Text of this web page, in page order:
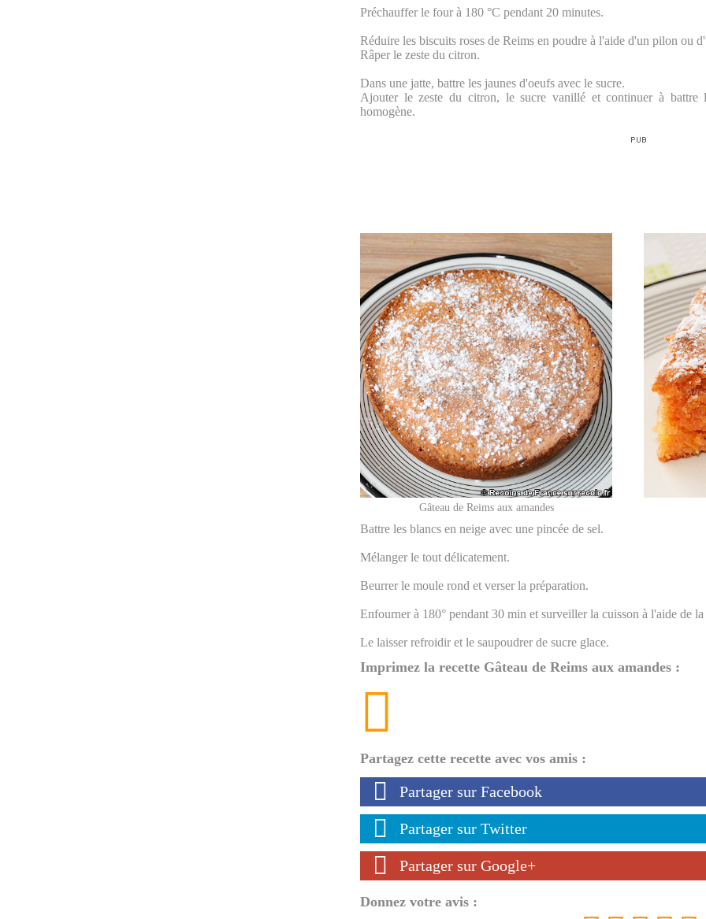
Préchauffer le four à 180 °C pendant 20 minutes.
Réduire les biscuits roses de Reims en poudre à l'aide d'un pilon ou
Râper le zeste du citron.
Dans une jatte, battre les jaunes d'oeufs avec le sucre.
Ajouter le zeste du citron, le sucre vanillé et continuer à battre
homogène.
Gâteau de Reims aux amandes
Battre les blancs en neige avec une pincée de sel.
Mélanger le tout délicatement.
Beurrer le moule rond et verser la préparation.
Enfourner à 180° pendant 30 min et surveiller la cuisson à l'aide de
Le laisser refroidir et le saupoudrer de sucre glace.
Imprimez la recette Gâteau de Reims aux amandes :
Partagez cette recette avec vos amis :
Partager sur Facebook
Partager sur Twitter
Partager sur Google+
Donnez votre avis :